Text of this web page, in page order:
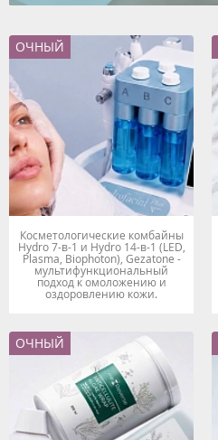
ОЧНЫЙ
Косметологические комбайны
Hydro 7-в-1 и Hydro 14-в-1 (LED,
Plasma, Biophoton), Gezatone -
мультифункциональный
подход к омоложению и
оздоровлению кожи.
ОЧНЫЙ